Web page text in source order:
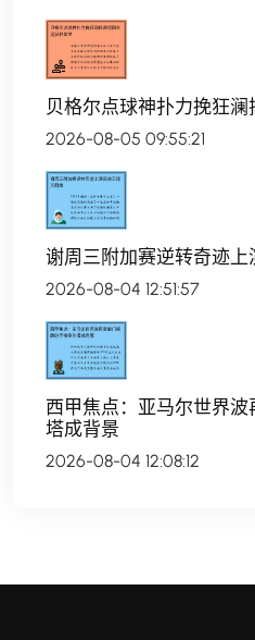
贝格尔点球神扑力挽狂
2026-08-05 09:55:21
谢周三附加赛逆转奇迹
2026-08-04 12:51:57
西甲焦点：亚马尔世界
塔成背景
2026-08-04 12:08:12